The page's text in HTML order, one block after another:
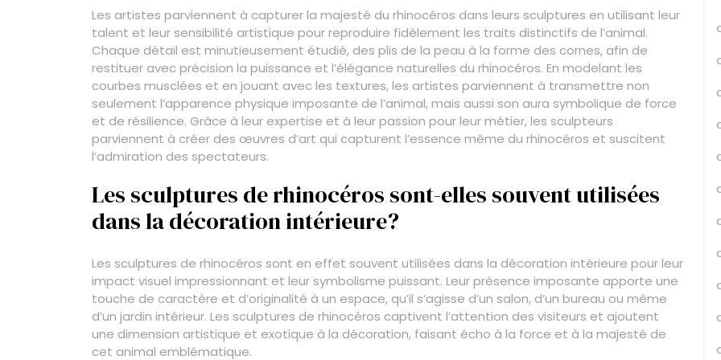
Les artistes parviennent à capturer la majesté du rhinocéros dans leurs sculptures en utilisant leur
talent et leur sensibilité artistique pour reproduire fidèlement les traits distinctifs de l’animal.
Chaque détail est minutieusement étudié, des plis de la peau à la forme des cornes, afin de
restituer avec précision la puissance et l’élégance naturelles du rhinocéros. En modelant les
courbes musclées et en jouant avec les textures, les artistes parviennent à transmettre non
seulement l’apparence physique imposante de l’animal, mais aussi son aura symbolique de force
et de résilience. Grâce à leur expertise et à leur passion pour leur métier, les sculpteurs
parviennent à créer des œuvres d’art qui capturent l’essence même du rhinocéros et suscitent
l’admiration des spectateurs.
Les sculptures de rhinocéros sont-elles souvent utilisées
dans la décoration intérieure?
Les sculptures de rhinocéros sont en effet souvent utilisées dans la décoration intérieure pour leur
impact visuel impressionnant et leur symbolisme puissant. Leur présence imposante apporte une
touche de caractère et d’originalité à un espace, qu’il s’agisse d’un salon, d’un bureau ou même
d’un jardin intérieur. Les sculptures de rhinocéros captivent l’attention des visiteurs et ajoutent
une dimension artistique et exotique à la décoration, faisant écho à la force et à la majesté de
cet animal emblématique.